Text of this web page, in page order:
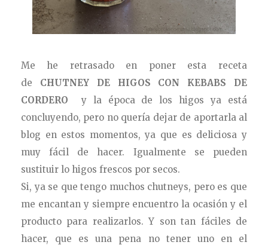
Me he retrasado en poner esta receta
de CHUTNEY DE HIGOS CON KEBABS DE
CORDERO y la época de los higos ya está
concluyendo, pero no quería dejar de aportarlaal
blog en estos momentos, ya que es deliciosa y
muy fácil de hacer. Igualmente se pueden
sustituir lo higos frescos por secos.
Si, ya se que tengo muchos chutneys, pero es que
me encantan y siempre encuentro la ocasión y el
producto para realizarlos. Y son tan fáciles de
hacer, que es una pena no tener uno en el